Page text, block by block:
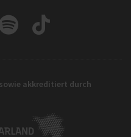
akkreditiert durch